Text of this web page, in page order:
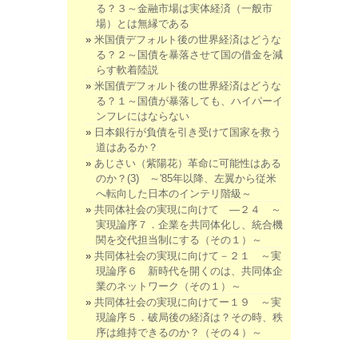
る？３～金融市場は実体経済（一般市
場）とは無縁である
米国債デフォルト後の世界経済はどうな
る？２～国債を暴落させて国の借金を減
らす軟着陸説
米国債デフォルト後の世界経済はどうな
る？１～国債が暴落しても、ハイパーイ
ンフレにはならない
日本銀行が負債を引き受けて国家を救う
道はあるか？
あじさい（紫陽花）革命に可能性はある
のか？(3) ～'85年以降、左翼から従米
へ転向した日本のインテリ階級～
共同体社会の実現に向けて ―２４ ～
実現論序７．企業を共同体化し、統合機
関を交代担当制にする（その１）～
共同体社会の実現に向けて－２１ ～実
現論序６ 新時代を開くのは、共同体企
業のネットワーク（その１）～
共同体社会の実現に向けてー１９ ～実
現論序５．破局後の経済は？その時、秩
序は維持できるのか？（その４）～